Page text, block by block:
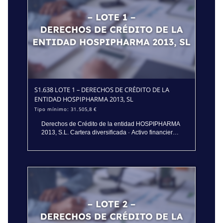
S1.638 LOTE 1 – DERECHOS DE CRÉDITO DE LA
ENTIDAD HOSPIPHARMA 2013, SL
Tipo mínimo: 31.505,8 €
Derechos de Crédito de la entidad HOSPIPHARMA
2013, S.L. Cartera diversificada · Activo financiero
un conjunto de derechos de crédito titularidad de
activa del concurso y compuesto por una cartera
amplia y diversificada de deudores, tanto empresas
como particulares, vinculados a actividades
farmacéuticas, sanitarias, comerciales y de
servicios. Composición del lote de créditos La
cartera incluye créditos frente a más de 40
deudores, entre ellos: Empresas del sector